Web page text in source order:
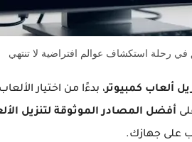
في رحلة استكشاف عوالم افتراضية لا تنتهي
ألعاب كمبيوتر، بدءًا من اختيار
أفضل المصادر الموثوقة لتنزيل
على جهازك.